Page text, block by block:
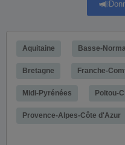
Aquitaine Basse-
Bretagne Franche-
Midi-Pyrénées Poitou-
Provence-Alpes-Côte d'Azur